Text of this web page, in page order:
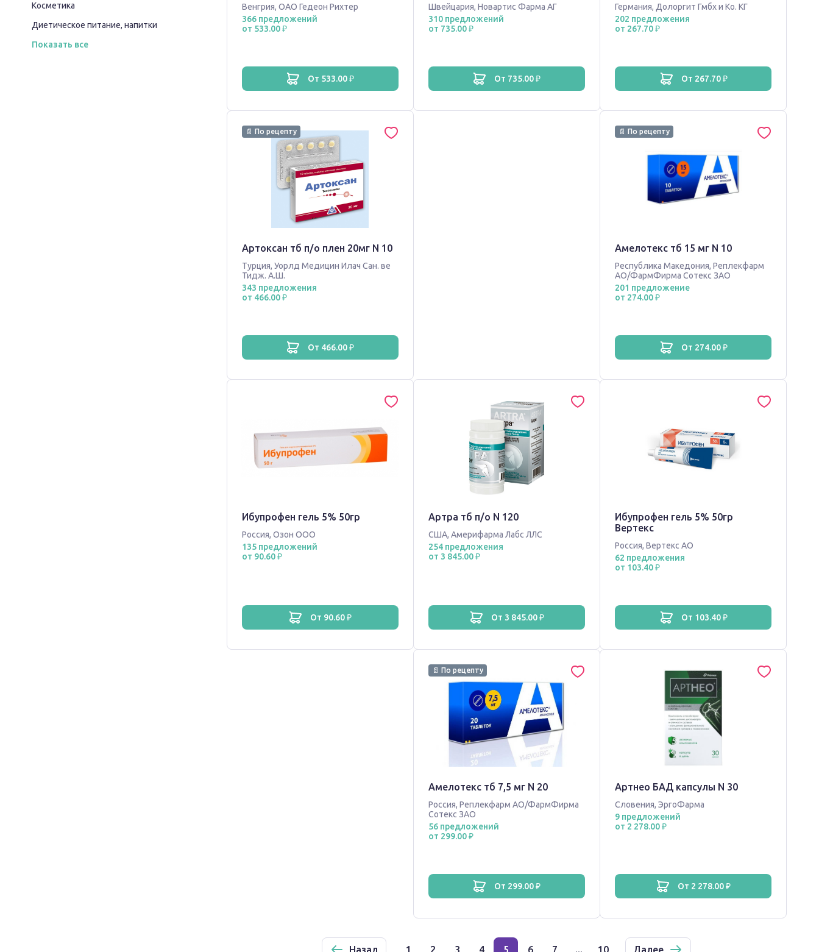
Косметика
Диетическое питание, напитки
Показать все
Венгрия, ОАО Гедеон Рихтер
366 предложений
от 533.00 ₽
от 533.00 ₽
Швейцария, Новартис Фарма АГ
310 предложений
от 735.00 ₽
от 735.00 ₽
Германия, Долоргит Гмбх и Ко. КГ
202 предложения
от 267.70 ₽
от 267.70 ₽
📄 По рецепту
Артоксан тб п/о плен 20мг N 10
Турция, Уорлд Медицин Илач Сан. ве
Тидж. А.Ш.
343 предложения
от 466.00 ₽
от 466.00 ₽
📄 По рецепту
Амелотекс тб 15 мг N 10
Республика Македония,Реплекфарм
АО/ФармФирма Сотекс ЗАО
201 предложение
от 274.00 ₽
от 274.00 ₽
Ибупрофен гель 5% 50гр
Россия, Озон ООО
135 предложений
от 90.60 ₽
от 90.60 ₽
Артра тб п/о N 120
США, Америфарма Лабс ЛЛС
254 предложения
от 3 845.00 ₽
от 3 845.00 ₽
Ибупрофен гель 5% 50гр
Вертекс
Россия,Вертекс АО
62 предложения
от 103.40 ₽
от 103.40 ₽
📄 По рецепту
Амелотекс тб 7,5 мг N 20
Россия, Реплекфарм АО/ФармФирма
Сотекс ЗАО
56 предложений
от 299.00 ₽
от 299.00 ₽
Артнео БАД капсулы N 30
Словения,ЭргоФарма
9 предложений
от 2 278.00 ₽
от 2 278.00 ₽
Назад 1 2 3 4 5 6 7 ... 10 Далее